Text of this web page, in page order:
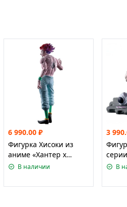
6 990.00 ₽
Фигурка Хисоки из
аниме «Хантер х
Хантер» (линейка
Hunter x Hunter -
В наличии
3
В